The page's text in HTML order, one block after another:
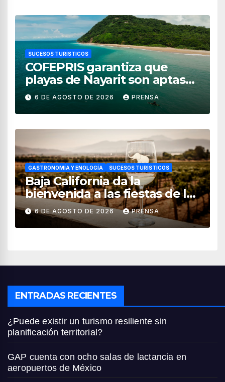
SUCESOS TURÍSTICOS
COFEPRIS garantiza que
playas de Nayarit son aptas
para uso recreativo
6 DE AGOSTO DE 2026 PRENSA
GASTRONOMÍA Y ENOLOGÍA SUCESOS TURÍSTICOS
Baja California da la
bienvenida a las fiestas de la
vendimia 2026
6 DE AGOSTO DE 2026 PRENSA
ENTRADAS RECIENTES
¿Puede existir un turismo resiliente sin
planificación territorial?
GAP cuenta con ocho salas de lactancia en
aeropuertos de México